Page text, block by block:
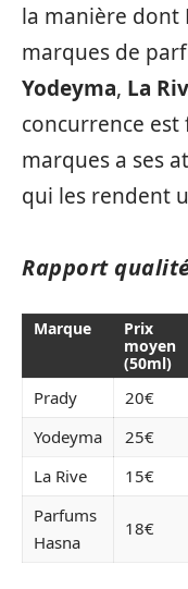
la manière dont
marques de
Yodeyma, La
concurrence est
marques a ses
qui les rendent
Rapport
Marque
Prix
moyen
(50ml)
Prady 20€
Yodeyma
25€
La Rive
15€
Parfums
Hasna
18€